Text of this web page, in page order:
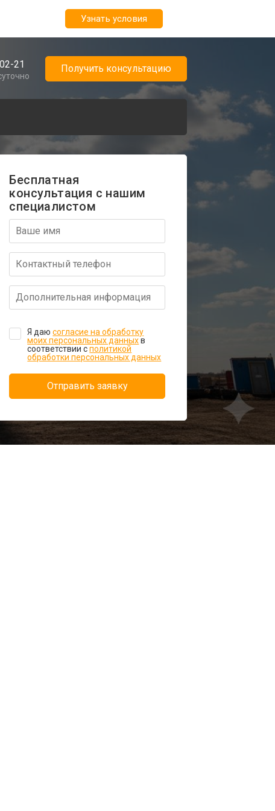
Узнать условия
21 Получить консультацию
Бесплатная
консультация с нашим
специалистом
Я даюсогласие на обработку
моих персональных данныхв
соответствии сполитикой
обработки персональных данных
Отправить заявку